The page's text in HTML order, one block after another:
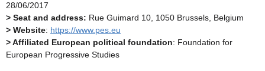
28/06/2017
> Seat and address: Rue Guimard 10, 1050 Brussels, Belgium
> Website: https://www.pes.eu
> Affiliated European political foundation: Foundation for
European Progressive Studies